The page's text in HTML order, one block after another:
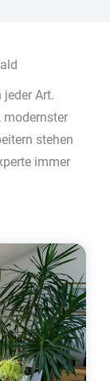
Art.
modernster
stehen
immer